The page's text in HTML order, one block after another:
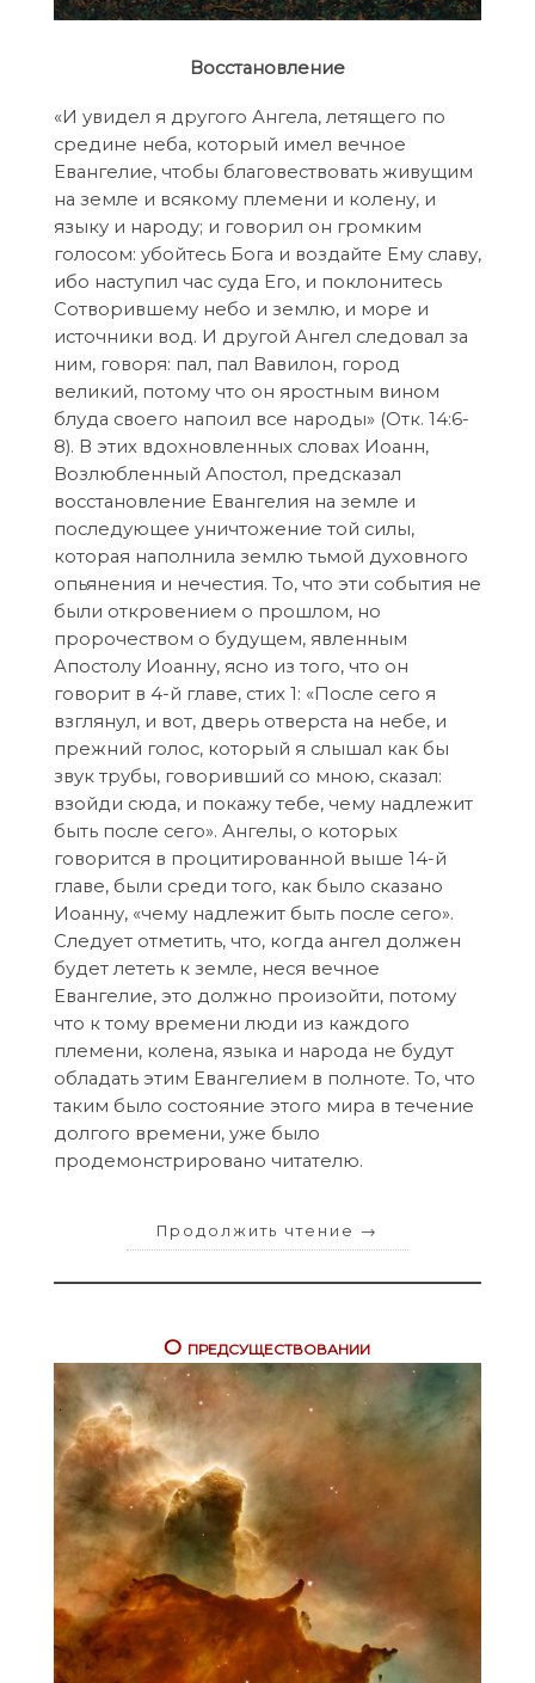
Восстановление
«И увидел я другого Ангела, летящего по
средине неба, который имел вечное
Евангелие, чтобы благовествовать живущим
на земле и всякому племени и колену, и
языку и народу; и говорил он громким
голосом: убойтесь Бога и воздайте Ему славу,
ибо наступил час суда Его, и поклонитесь
Сотворившему небо и землю, и море и
источники вод. И другой Ангел следовал за
ним, говоря: пал, пал Вавилон, город
великий, потому что он яростным вином
блуда своего напоил все народы» (Отк. 14:6-
8). В этих вдохновленных словах Иоанн,
Возлюбленный Апостол, предсказал
восстановление Евангелия на земле и
последующее уничтожение той силы,
которая наполнила землю тьмой духовного
опьянения и нечестия. То, что эти события не
были откровением о прошлом, но
пророчеством о будущем, явленным
Апостолу Иоанну, ясно из того, что он
говорит в 4-й главе, стих 1: «После сего я
взглянул, и вот, дверь отверста на небе, и
прежний голос, который я слышал как бы
звук трубы, говоривший со мною, сказал:
взойди сюда, и покажу тебе, чему надлежит
быть после сего». Ангелы, о которых
говорится в процитированной выше 14-й
главе, были среди того, как было сказано
Иоанну, «чему надлежит быть после сего».
Следует отметить, что, когда ангел должен
будет лететь к земле, неся вечное
Евангелие, это должно произойти, потому
что к тому времени люди из каждого
племени, колена, языка и народа не будут
обладать этим Евангелием в полноте. То, что
таким было состояние этого мира в течение
долгого времени, уже было
продемонстрировано читателю.
Продолжить чтение →
О предсуществовании